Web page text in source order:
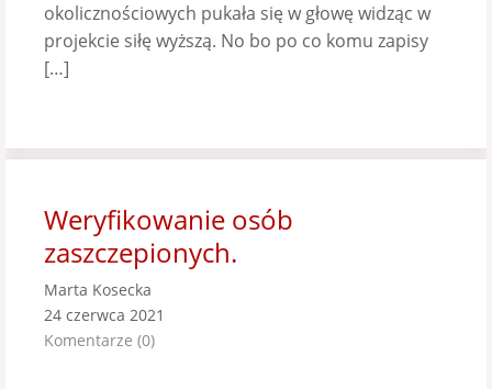
okolicznościowych pukała się w głowę widząc w
projekcie siłę wyższą. No bo po co komu zapisy
[…]
Weryfikowanie osób
zaszczepionych.
Marta Kosecka
24 czerwca 2021
Komentarze (0)